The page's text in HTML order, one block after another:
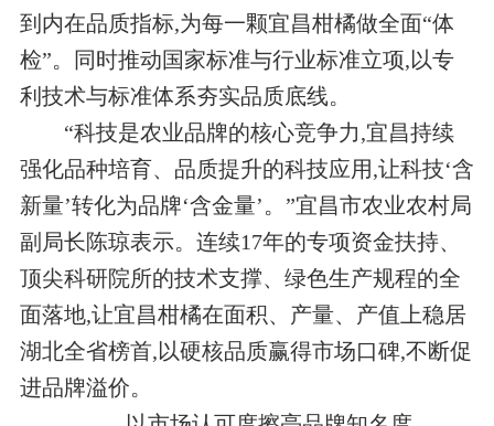
到内在品质指标,为每一颗宜昌柑橘做全面“体
检”。同时推动国家标准与行业标准立项,以专
利技术与标准体系夯实品质底线。
“科技是农业品牌的核心竞争力,宜昌持续
强化品种培育、品质提升的科技应用,让科技‘含
新量’转化为品牌‘含金量’。”宜昌市农业农村局
副局长陈琼表示。连续17年的专项资金扶持、
顶尖科研院所的技术支撑、绿色生产规程的全
面落地,让宜昌柑橘在面积、产量、产值上稳居
湖北全省榜首,以硬核品质赢得市场口碑,不断促
进品牌溢价。